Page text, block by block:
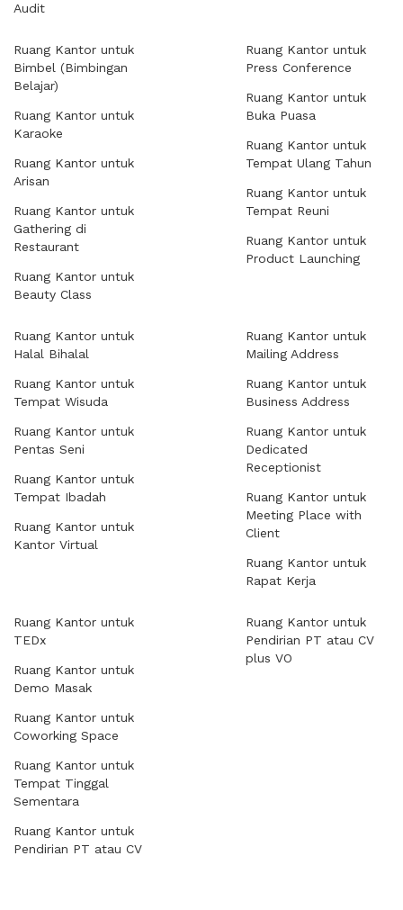
Audit
Ruang Kantor untuk
Bimbel (Bimbingan
Belajar)
Ruang Kantor untuk
Karaoke
Ruang Kantor untuk
Arisan
Ruang Kantor untuk
Gathering di
Restaurant
Ruang Kantor untuk
Beauty Class
Ruang Kantor untuk
Press Conference
Ruang Kantor untuk
Buka Puasa
Ruang Kantor untuk
Tempat Ulang Tahun
Ruang Kantor untuk
Tempat Reuni
Ruang Kantor untuk
Product Launching
Ruang Kantor untuk
Halal Bihalal
Ruang Kantor untuk
Tempat Wisuda
Ruang Kantor untuk
Pentas Seni
Ruang Kantor untuk
Tempat Ibadah
Ruang Kantor untuk
Kantor Virtual
Ruang Kantor untuk
Mailing Address
Ruang Kantor untuk
Business Address
Ruang Kantor untuk
Dedicated
Receptionist
Ruang Kantor untuk
Meeting Place with
Client
Ruang Kantor untuk
Rapat Kerja
Ruang Kantor untuk
TEDx
Ruang Kantor untuk
Demo Masak
Ruang Kantor untuk
Coworking Space
Ruang Kantor untuk
Tempat Tinggal
Sementara
Ruang Kantor untuk
Pendirian PT atau CV
Ruang Kantor untuk
Pendirian PT atau CV
plus VO